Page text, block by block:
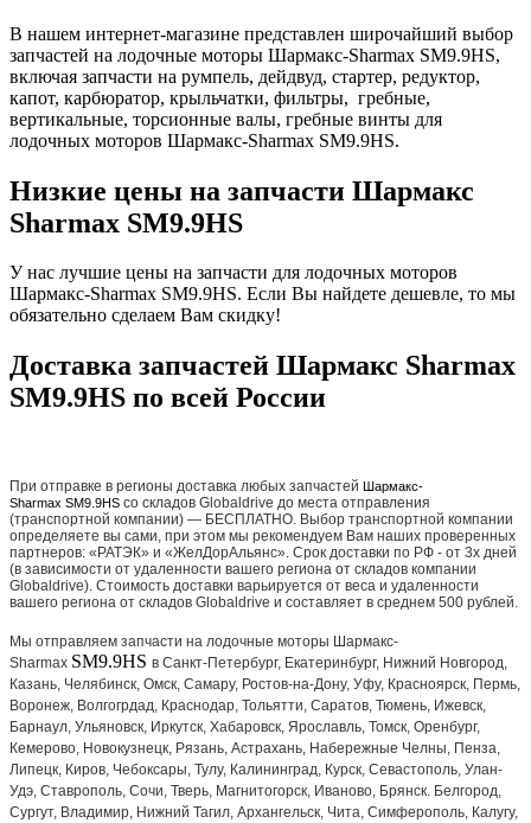
В нашем интернет-магазине представлен широчайший выбор
запчастей на лодочные моторы Шармакс-Sharmax SM9.9HS,
включая запчасти на румпель, дейдвуд, стартер, редуктор,
капот, карбюратор, крыльчатки, фильтры, гребные,
вертикальные, торсионные валы, гребные винты для
лодочных моторов Шармакс-Sharmax SM9.9HS.
Низкие цены на запчасти Шармакс
Sharmax SM9.9HS
У нас лучшие цены на запчасти для лодочных моторов
Шармакс-Sharmax SM9.9HS. Если Вы найдете дешевле, то мы
обязательно сделаем Вам скидку!
Доставка запчастей Шармакс Sharmax
SM9.9HS по всей России
При отправке в регионы доставка любых запчастей
Шармакс-
Sharmax SM9.9HS со складов Globaldrive до места отправления
(транспортной компании) — БЕСПЛАТНО. Выбор транспортной компании
определяете вы сами, при этом мы рекомендуем Вам наших проверенных
партнеров: «РАТЭК» и «ЖелДорАльянс». Срок доставки по РФ - от 3х дней
(в зависимости от удаленности вашего региона от складов компании
Globaldrive). Стоимость доставки варьируется от веса и удаленности
вашего региона от складов Globaldrive и составляет в среднем 500 рублей.
Мы отправляем запчасти на лодочные моторы Шармакс-
Sharmax SM9.9HS в Санкт-Петербург, Екатеринбург, Нижний Новгород,
Казань, Челябинск, Омск, Самару, Ростов-на-Дону, Уфу, Красноярск, Пермь,
Воронеж, Волгогрдад, Краснодар, Тольятти, Саратов, Тюмень, Ижевск,
Барнаул, Ульяновск, Иркутск, Хабаровск, Ярославль, Томск, Оренбург,
Кемерово, Новокузнецк, Рязань, Астрахань, Набережные Челны, Пенза,
Липецк, Киров, Чебоксары, Тулу, Калининград, Курск, Севастополь, Улан-
Удэ, Ставрополь, Сочи, Тверь, Магнитогорск, Иваново, Брянск. Белгород,
Сургут, Владимир, Нижний Тагил, Архангельск, Чита, Симферополь, Калугу,